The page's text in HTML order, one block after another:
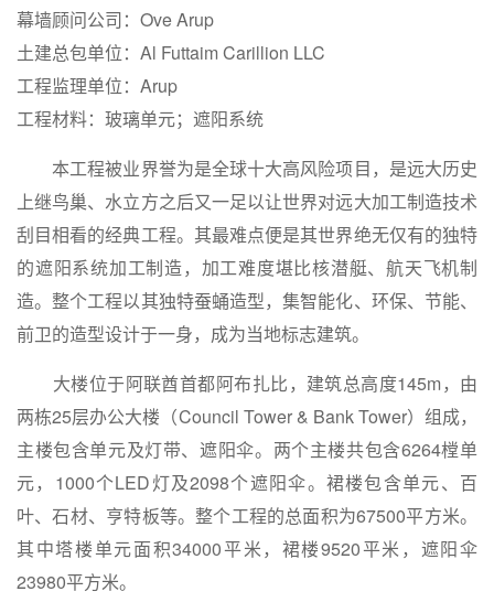
幕墙顾问公司：Ove Arup
土建总包单位：Al Futtaim Carillion LLC
工程监理单位：Arup
工程材料：玻璃单元；遮阳系统
本工程被业界誉为是全球十大高风险项目，是远大历史
上继鸟巢、水立方之后又一足以让世界对远大加工制造技术
刮目相看的经典工程。其最难点便是其世界绝无仅有的独特
的遮阳系统加工制造，加工难度堪比核潜艇、航天飞机制
造。整个工程以其独特蚕蛹造型，集智能化、环保、节能、
前卫的造型设计于一身，成为当地标志建筑。
大楼位于阿联酋首都阿布扎比，建筑总高度145m，由
两栋25层办公大楼（Council Tower & Bank Tower）组成，
主楼包含单元及灯带、遮阳伞。两个主楼共包含6264樘单
元，1000个LED灯及2098个遮阳伞。裙楼包含单元、百
叶、石材、亨特板等。整个工程的总面积为67500平方米。
其中塔楼单元面积34000平米，裙楼9520平米，遮阳伞
23980平方米。